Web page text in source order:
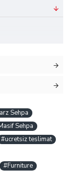
Sehpa
Sehpa
#ucretsiz teslimat
#Furniture